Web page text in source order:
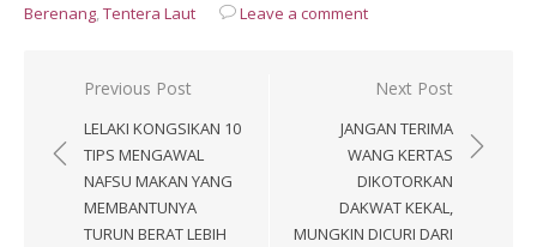
Berenang,Tentera Laut Leave a comment
Post
navigation
Previous Post
LELAKI KONGSIKAN 10
TIPS MENGAWAL
NAFSU MAKAN YANG
MEMBANTUNYA
TURUN BERAT LEBIH
Next Post
JANGAN TERIMA
WANG KERTAS
DIKOTORKAN
DAKWAT KEKAL,
MUNGKIN DICURI DARI